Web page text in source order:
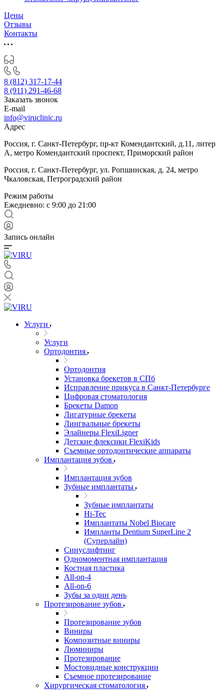
Цены
Отзывы
Контакты
8 (812) 317-17-44
8 (911) 291-46-68
Заказать звонок
E-mail
info@viruclinic.ru
Адрес
Россия, г. Санкт-Петербург, пр-кт Комендантский, д.11, литер
А, метро Комендантский проспект, Приморский район
Россия, г. Санкт-Петербург, ул. Ропшинская, д. 24, метро
Чкаловская, Петроградский район
Режим работы
Ежедневно: с 9:00 до 21:00
Запись онлайн
Услуги
Услуги
Ортодонтия
Ортодонтия
Установка брекетов в СПб
Исправление прикуса в Санкт-Петербурге
Цифровая стоматология
Брекеты Damon
Лигатурные брекеты
Лингвальные брекеты
Элайнеры FlexiLigner
Детские флексики FlexiKids
Съемные ортодонтические аппараты
Имплантация зубов
Имплантация зубов
Зубные имплантаты
Зубные имплантаты
Hi-Tec
Имплантаты Nobel Biocare
Импланты Dentium SuperLine 2
(Суперлайн)
Синуслифтинг
Одномоментная имплантация
Костная пластика
All-on-4
All-on-6
Зубы за один день
Протезирование зубов
Протезирование зубов
Виниры
Композитные виниры
Люминиры
Протезирование
Мостовидные конструкции
Съемное протезирование
Хирургическая стоматология